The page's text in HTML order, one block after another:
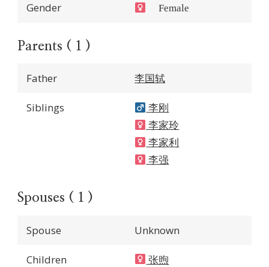
Gender Female
Parents ( 1 )
Father 李国轼
Siblings
李刚
李家玲
李家利
李强
Spouses ( 1 )
Spouse Unknown
Children 张煦